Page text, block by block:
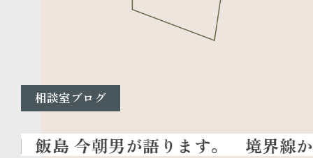
相談室ブログ
境界線